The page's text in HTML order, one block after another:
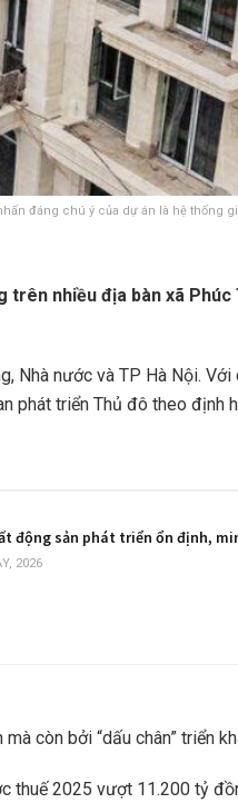
đáng chú ý của dự án là hệ thống
nhiều địa bàn xã Phúc
Nhà nước và TP Hà Nội.
phát triển Thủ đô theo định
động sản phát triển ổn định,
2026
còn bởi “dấu chân” triển
2025 vượt 11.200 tỷ